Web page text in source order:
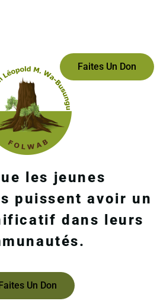
Faites Un Don
les jeunes
puissent avoir un
dans leurs
Faites Un Don